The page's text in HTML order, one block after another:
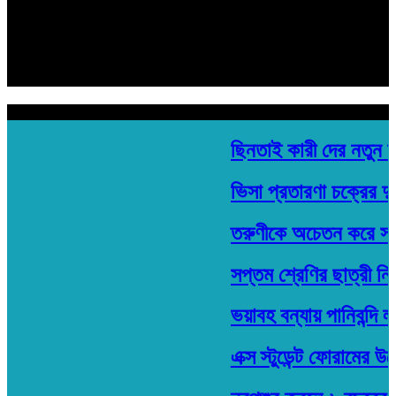
ছিনতাই কারী দের নতুন
ভিসা প্রতারণা চক্রের
তরুণীকে অচেতন করে
সপ্তম শ্রেণির ছাত্রী
ভয়াবহ বন্যায় পানিবন্দি
এক্স স্টুডেন্ট ফোরামের